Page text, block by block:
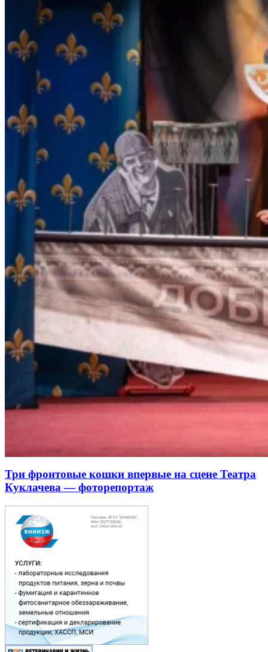
Три фронтовые кошки впервые на сцене Театра
Куклачева — фоторепортаж